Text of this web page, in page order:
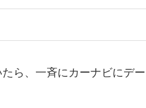
ら、一斉にカーナビにデ